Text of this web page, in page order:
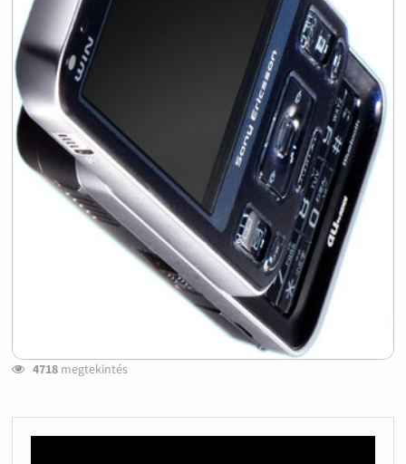
4718megtekintés